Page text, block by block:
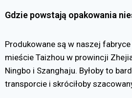
Gdzie powstają opakowania
Produkowane są w naszej
mieście Taizhou w prowincji
Ningbo i Szanghaju. Byłoby to
transporcie i skróciłoby